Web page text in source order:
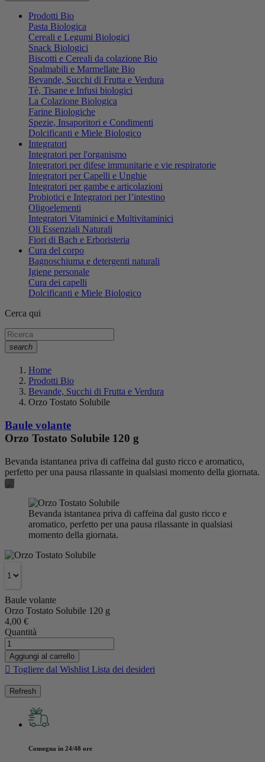
Prodotti Bio
Pasta Biologica
Cereali e Legumi Biologici
Snack Biologici
Biscotti e Cereali da colazione Bio
Spalmabili e Marmellate Bio
Bevande, Succhi di Frutta e Verdura
Tè, Tisane e Infusi biologici
La Colazione Biologica
Farine Biologiche
Spezie, Insaporitori e Condimenti
Dolcificanti e Miele Biologico
Integratori
Integratori per l'organismo
Integratori per difese immunitarie e vie respiratorie
Integratori per Capelli e Unghie
Integratori per gambe e articolazioni
Probiotici e Integratori per l’intestino
Oligoelementi
Integratori Vitaminici e Multivitaminici
Oli Essenziali Naturali
Fiori di Bach e Erboristeria
Cura del corpo
Bagnoschiuma e detergenti naturali
Igiene personale
Cura dei capelli
Dolcificanti e Miele Biologico
Cerca qui
search
Home
Prodotti Bio
Bevande, Succhi di Frutta e Verdura
Orzo Tostato Solubile
Baule volante
Orzo Tostato Solubile 120 g
Bevanda istantanea priva di caffeina dal gusto ricco e aromatico,
perfetto per una pausa rilassante in qualsiasi momento della giornata.
Bevanda istantanea priva di caffeina dal gusto ricco e
aromatico, perfetto per una pausa rilassante in qualsiasi
momento della giornata.
Baule volante
Orzo Tostato Solubile 120 g
4,00 €
Quantità
Aggiungi al carrello
 Togliere dal Wishlist Lista dei desideri
Consegna in 24/48 ore